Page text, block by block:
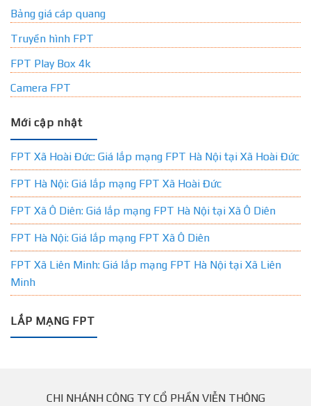
Bảng giá cáp quang
Truyền hình FPT
FPT Play Box 4k
Camera FPT
Mới cập nhật
FPT Xã Hoài Đức: Giá lắp mạng FPT Hà Nội tại Xã Hoài Đức
FPT Hà Nội: Giá lắp mạng FPT Xã Hoài Đức
FPT Xã Ô Diên: Giá lắp mạng FPT Hà Nội tại Xã Ô Diên
FPT Hà Nội: Giá lắp mạng FPT Xã Ô Diên
FPT Xã Liên Minh: Giá lắp mạng FPT Hà Nội tại Xã Liên
Minh
LẮP MẠNG FPT
CHI NHÁNH CÔNG TY CỔ PHẦN VIỄN THÔNG